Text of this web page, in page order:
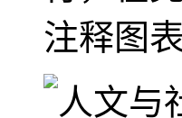
注释图